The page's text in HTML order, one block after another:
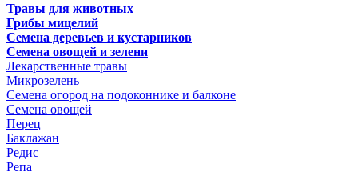
Травы для животных
Грибы мицелий
Семена деревьев и кустарников
Семена овощей и зелени
Лекарственные травы
Микрозелень
Семена огород на подоконнике и балконе
Семена овощей
Перец
Баклажан
Редис
Репа